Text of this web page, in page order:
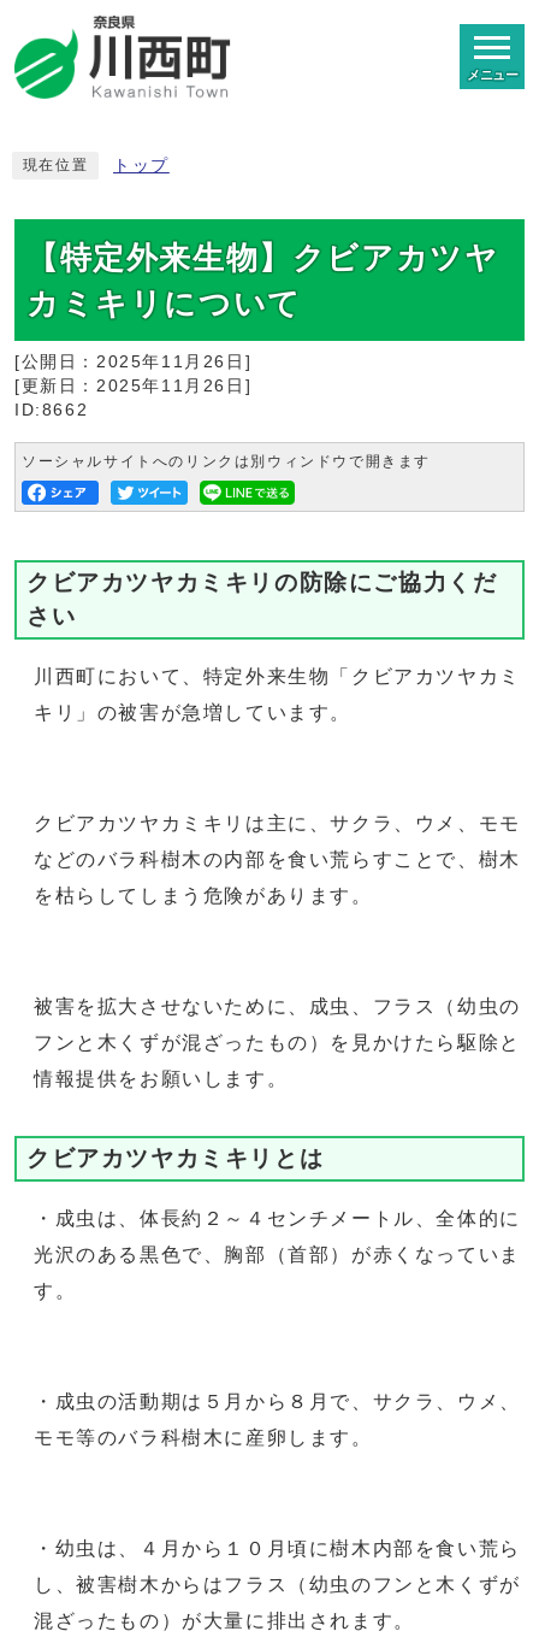
メニュー
現在位置 トップ
【特定外来生物】クビアカツヤ
カミキリについて
[公開日： 2025年11月26日 ]
[更新日： 2025年11月26日 ]
ID:8662
ソーシャルサイトへのリンクは別ウィンドウで開きます
クビアカツヤカミキリの防除にご協力くだ
さい
川西町において、特定外来生物「クビアカツヤカミ
キリ」の被害が急増しています。
クビアカツヤカミキリは主に、サクラ、ウメ、モモ
などのバラ科樹木の内部を食い荒らすことで、樹木
を枯らしてしまう危険があります。
被害を拡大させないために、成虫、フラス（幼虫の
フンと木くずが混ざったもの）を見かけたら駆除と
情報提供をお願いします。
クビアカツヤカミキリとは
・成虫は、体長約２～４センチメートル、全体的に
光沢のある黒色で、胸部（首部）が赤くなっていま
す。
・成虫の活動期は５月から８月で、サクラ、ウメ、
モモ等のバラ科樹木に産卵します。
・幼虫は、４月から１０月頃に樹木内部を食い荒ら
し、被害樹木からはフラス（幼虫のフンと木くずが
混ざったもの）が大量に排出されます。